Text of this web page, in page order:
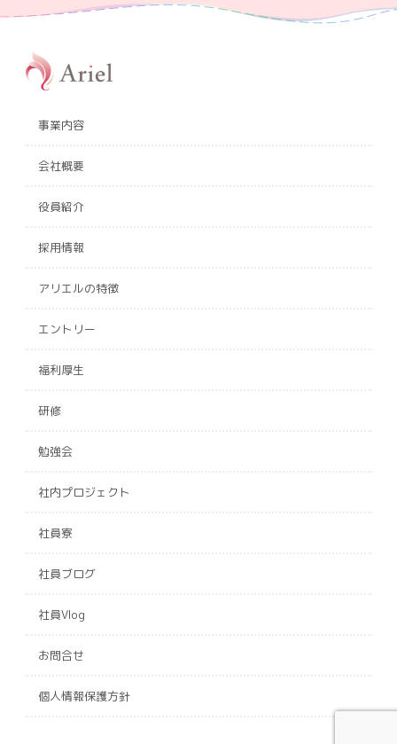
事業内容
会社概要
役員紹介
採用情報
アリエルの特徴
エントリー
福利厚生
研修
勉強会
社内プロジェクト
社員寮
社員ブログ
社員Vlog
お問合せ
個人情報保護方針